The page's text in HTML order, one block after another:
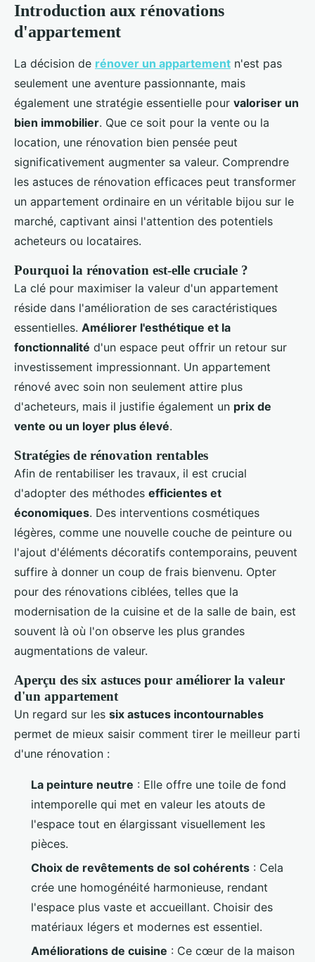
Introduction aux rénovations
d'appartement
La décision de rénover un appartement n'est pas
seulement une aventure passionnante, mais
également une stratégie essentielle pour valoriser un
bien immobilier. Que ce soit pour la vente ou la
location, une rénovation bien pensée peut
significativement augmenter sa valeur. Comprendre
les astuces de rénovation efficaces peut transformer
un appartement ordinaire en un véritable bijou sur le
marché, captivant ainsi l'attention des potentiels
acheteurs ou locataires.
Pourquoi la rénovation est-elle cruciale ?
La clé pour maximiser la valeur d'un appartement
réside dans l'amélioration de ses caractéristiques
essentielles. Améliorer l'esthétique et la
fonctionnalité d'un espace peut offrir un retour sur
investissement impressionnant. Un appartement
rénové avec soin non seulement attire plus
d'acheteurs, mais il justifie également un prix de
vente ou un loyer plus élevé.
Stratégies de rénovation rentables
Afin de rentabiliser les travaux, il est crucial
d'adopter des méthodes efficientes et
économiques. Des interventions cosmétiques
légères, comme une nouvelle couche de peinture ou
l'ajout d'éléments décoratifs contemporains, peuvent
suffire à donner un coup de frais bienvenu. Opter
pour des rénovations ciblées, telles que la
modernisation de la cuisine et de la salle de bain, est
souvent là où l'on observe les plus grandes
augmentations de valeur.
Aperçu des six astuces pour améliorer la valeur
d'un appartement
Un regard sur les six astuces incontournables
permet de mieux saisir comment tirer le meilleur parti
d'une rénovation :
La peinture neutre : Elle offre une toile de fond
intemporelle qui met en valeur les atouts de
l'espace tout en élargissant visuellement les
pièces.
Choix de revêtements de sol cohérents : Cela
crée une homogénéité harmonieuse, rendant
l'espace plus vaste et accueillant. Choisir des
matériaux légers et modernes est essentiel.
Améliorations de cuisine : Ce cœur de la maison